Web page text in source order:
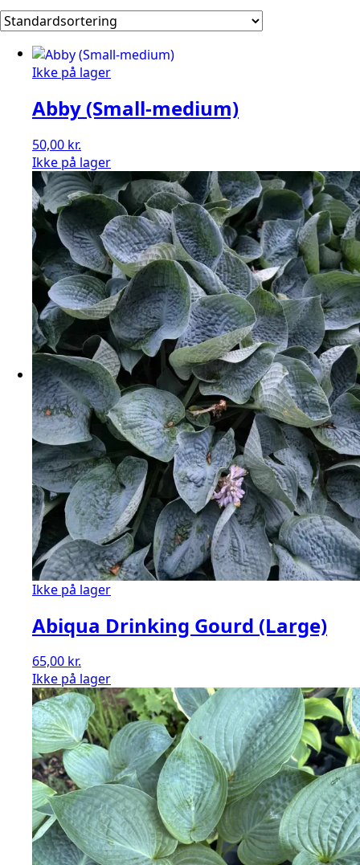
Ikke på lager
Abby (Small-medium)
50,00 kr.
Ikke på lager
Ikke på lager
Abiqua Drinking Gourd (Large)
65,00 kr.
Ikke på lager